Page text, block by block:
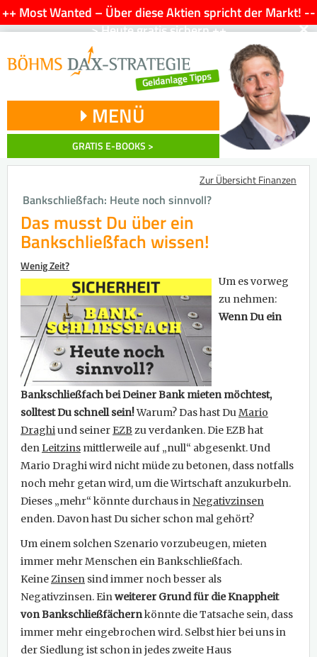
++ Most Wanted – Über diese Aktien spricht der Markt! --
> Heute gratis sichern ++
×
MENÜ
GRATIS E-BOOKS >
Zur Übersicht Finanzen
Bankschließfach: Heute noch sinnvoll?
Das musst Du über ein
Bankschließfach wissen!
Um es vorweg
zu nehmen:
Wenn Du ein
Bankschließfach bei Deiner Bank mieten möchtest,
solltest Du schnell sein!Warum? Das hast DuMario
Draghiund seiner EZB zu verdanken. Die EZB hat
den Leitzins mittlerweile auf „null“ abgesenkt. Und
Mario Draghi wird nicht müde zu betonen, dass notfalls
noch mehr getan wird, um die Wirtschaft anzukurbeln.
Dieses „mehr“ könnte durchaus in Negativzinsen
enden. Davon hast Du sicher schon mal gehört?
Um einem solchen Szenario vorzubeugen, mieten
immer mehr Menschen ein Bankschließfach.
KeineZinsen sind immer noch besser als
Negativzinsen. Einweiterer Grund für die Knappheit
von Bankschließfächernkönnte die Tatsache sein, dass
immer mehr eingebrochen wird. Selbst hier bei uns in
der Siedlung ist schon in jedes zweite Haus
Wenig Zeit?